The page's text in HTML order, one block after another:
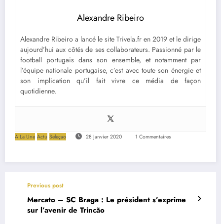
Alexandre Ribeiro
Alexandre Ribeiro a lancé le site Trivela.fr en 2019 et le dirige
aujourd’hui aux côtés de ses collaborateurs. Passionné par le
football portugais dans son ensemble, et notamment par
l’équipe nationale portugaise, c’est avec toute son énergie et
son implication qu’il fait vivre ce média de façon
quotidienne.
A La Une Actu Seleçao 28 Janvier 2020 1 Commentaires
Previous post
Mercato – SC Braga : Le président s’exprime
sur l’avenir de Trincão